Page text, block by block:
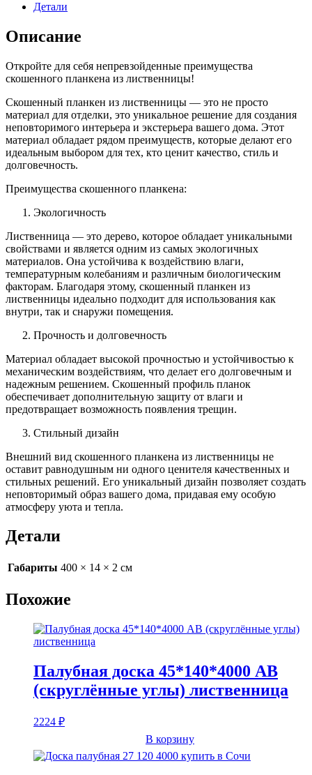
Детали
Описание
Откройте для себя непревзойденные преимущества
скошенного планкена из лиственницы!
Скошенный планкен из лиственницы — это не просто
материал для отделки, это уникальное решение для создания
неповторимого интерьера и экстерьера вашего дома. Этот
материал обладает рядом преимуществ, которые делают его
идеальным выбором для тех, кто ценит качество, стиль и
долговечность.
Преимущества скошенного планкена:
Экологичность
Лиственница — это дерево, которое обладает уникальными
свойствами и является одним из самых экологичных
материалов. Она устойчива к воздействию влаги,
температурным колебаниям и различным биологическим
факторам. Благодаря этому, скошенный планкен из
лиственницы идеально подходит для использования как
внутри, так и снаружи помещения.
Прочность и долговечность
Материал обладает высокой прочностью и устойчивостью к
механическим воздействиям, что делает его долговечным и
надежным решением. Скошенный профиль планок
обеспечивает дополнительную защиту от влаги и
предотвращает возможность появления трещин.
Стильный дизайн
Внешний вид скошенного планкена из лиственницы не
оставит равнодушным ни одного ценителя качественных и
стильных решений. Его уникальный дизайн позволяет создать
неповторимый образ вашего дома, придавая ему особую
атмосферу уюта и тепла.
Детали
Габариты 400 × 14 × 2 см
Похожие
Палубная доска 45*140*4000 AB
(скруглённые углы) лиственница
2224 ₽
В корзину